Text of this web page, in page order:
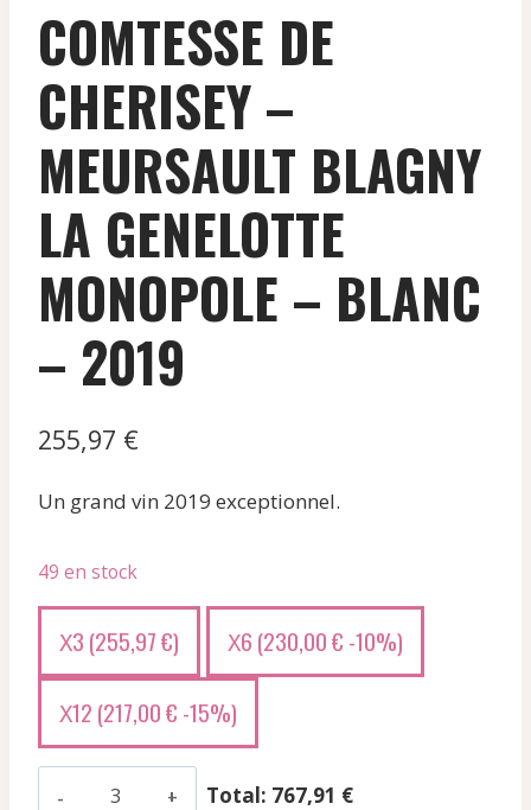
COMTESSE DE
CHERISEY –
MEURSAULT BLAGNY
LA GENELOTTE
MONOPOLE – BLANC
– 2019
255,97 €
Un grand vin 2019 exceptionnel.
49 en stock
X3 (255,97€) X6 (230,00€ -10%)
X12 (217,00€ -15%)
Total: 767,91 €